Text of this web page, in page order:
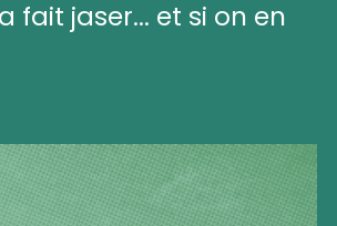
fait jaser... et si on en